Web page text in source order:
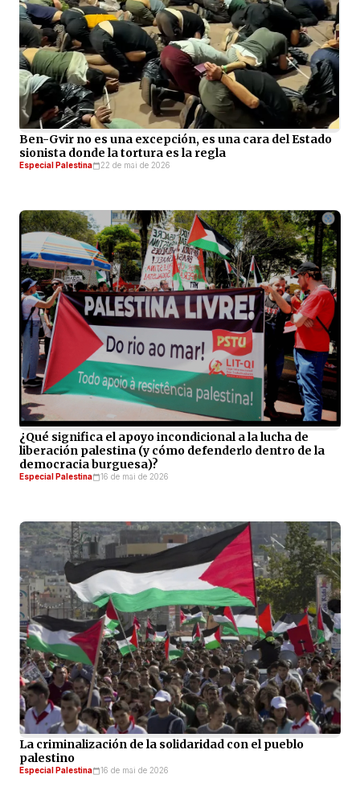
Ben-Gvir no es una excepción, es una cara del Estado
sionista donde la tortura es la regla
Especial Palestina 22 de mai de 2026
¿Qué significa el apoyo incondicional a la lucha de
liberación palestina (y cómo defenderlo dentro de la
democracia burguesa)?
Especial Palestina 16 de mai de 2026
La criminalización de la solidaridad con el pueblo
palestino
Especial Palestina 16 de mai de 2026